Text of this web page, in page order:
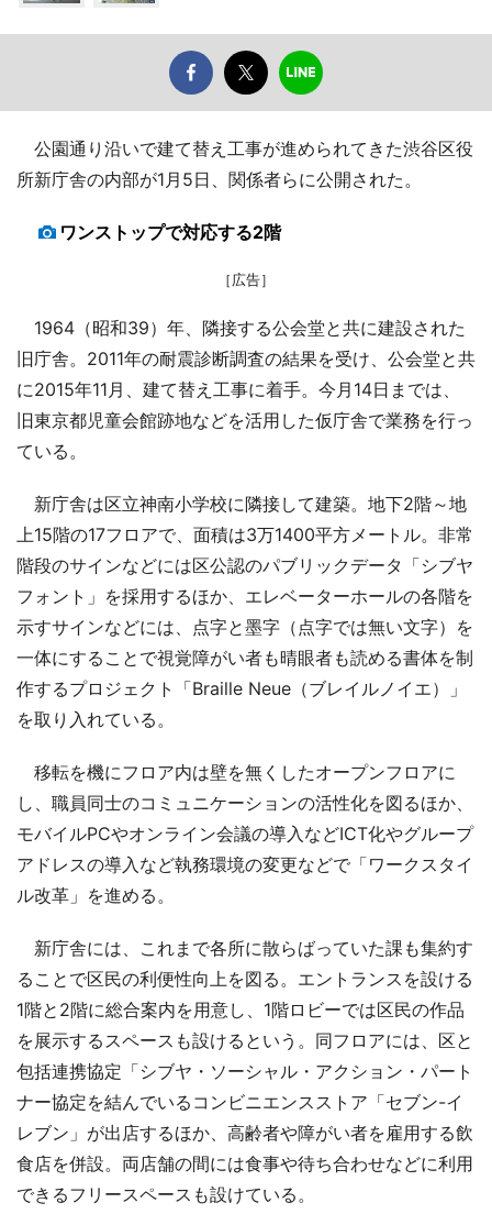
公園通り沿いで建て替え工事が進められてきた渋谷区役
所新庁舎の内部が1月5日、関係者らに公開された。
ワンストップで対応する2階
［広告］
1964（昭和39）年、隣接する公会堂と共に建設された
旧庁舎。2011年の耐震診断調査の結果を受け、公会堂と共
に2015年11月、建て替え工事に着手。今月14日までは、
旧東京都児童会館跡地などを活用した仮庁舎で業務を行っ
ている。
新庁舎は区立神南小学校に隣接して建築。地下2階～地
上15階の17フロアで、面積は3万1400平方メートル。非常
階段のサインなどには区公認のパブリックデータ「シブヤ
フォント」を採用するほか、エレベーターホールの各階を
示すサインなどには、点字と墨字（点字では無い文字）を
一体にすることで視覚障がい者も晴眼者も読める書体を制
作するプロジェクト「Braille Neue（ブレイルノイエ）」
を取り入れている。
移転を機にフロア内は壁を無くしたオープンフロアに
し、職員同士のコミュニケーションの活性化を図るほか、
モバイルPCやオンライン会議の導入などICT化やグループ
アドレスの導入など執務環境の変更などで「ワークスタイ
ル改革」を進める。
新庁舎には、これまで各所に散らばっていた課も集約す
ることで区民の利便性向上を図る。エントランスを設ける
1階と2階に総合案内を用意し、1階ロビーでは区民の作品
を展示するスペースも設けるという。同フロアには、区と
包括連携協定「シブヤ・ソーシャル・アクション・パート
ナー協定を結んでいるコンビニエンスストア「セブン-イ
レブン」が出店するほか、高齢者や障がい者を雇用する飲
食店を併設。両店舗の間には食事や待ち合わせなどに利用
できるフリースペースも設けている。